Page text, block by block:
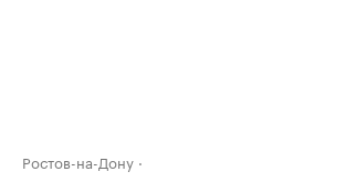
Ростов-на-Дону